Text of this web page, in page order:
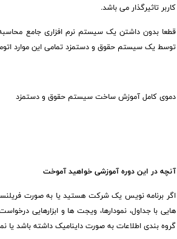
کاربر تاثیرگذار می باشد.
قطعا بدون داشتن یک سیستم نرم افزاری جامع
توسط یک سیستم حقوق و دستمزد تمامی این موارد
دموی کامل آموزش ساخت سیستم حقوق و دستمزد
آنچه در این دوره آموزشی خواهید آموخت
اگر برنامه نویس یک شرکت هستید یا به صورت
هایی با جداول، نمودارها، ویجت ها و ابزارهایی
گروه بندی اطلاعات به صورت داینامیک داشته باشد یا